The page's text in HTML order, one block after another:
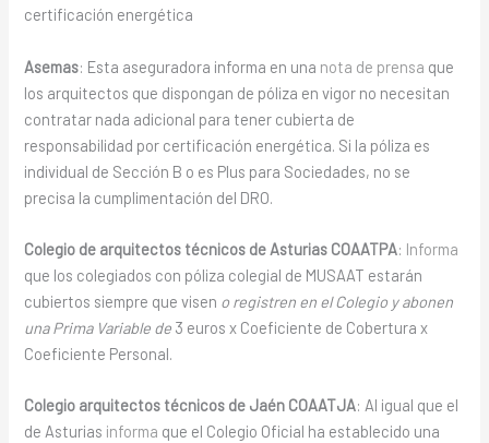
certificación energética
Asemas: Esta aseguradora informa en una nota de prensa que
los arquitectos que dispongan de póliza en vigor no necesitan
contratar nada adicional para tener cubierta de
responsabilidad por certificación energética. Si la póliza es
individual de Sección B o es Plus para Sociedades, no se
precisa la cumplimentación del DRO.
Colegio de arquitectos técnicos de Asturias COAATPA: Informa
que los colegiados con póliza colegial de MUSAAT estarán
cubiertos siempre que visen o registren en el Colegio y abonen
una Prima Variable de 3 euros x Coeficiente de Cobertura x
Coeficiente Personal.
Colegio arquitectos técnicos de Jaén COAATJA: Al igual que el
de Asturias informa que el Colegio Oficial ha establecido una